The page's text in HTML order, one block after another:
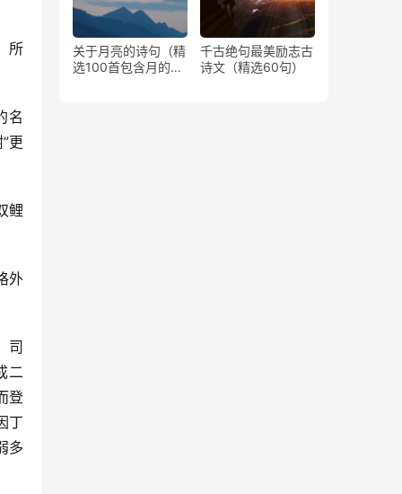
所
名
更
鲤
外
司
二
登
丁
多
关于月亮的诗句（精
选100首包含月的古
千古绝句最美励志古
诗文（精选60句）